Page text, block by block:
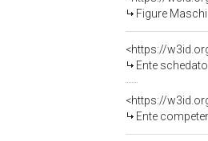
Figure
<https://
Ente schedatore del
<https://
Ente competente per